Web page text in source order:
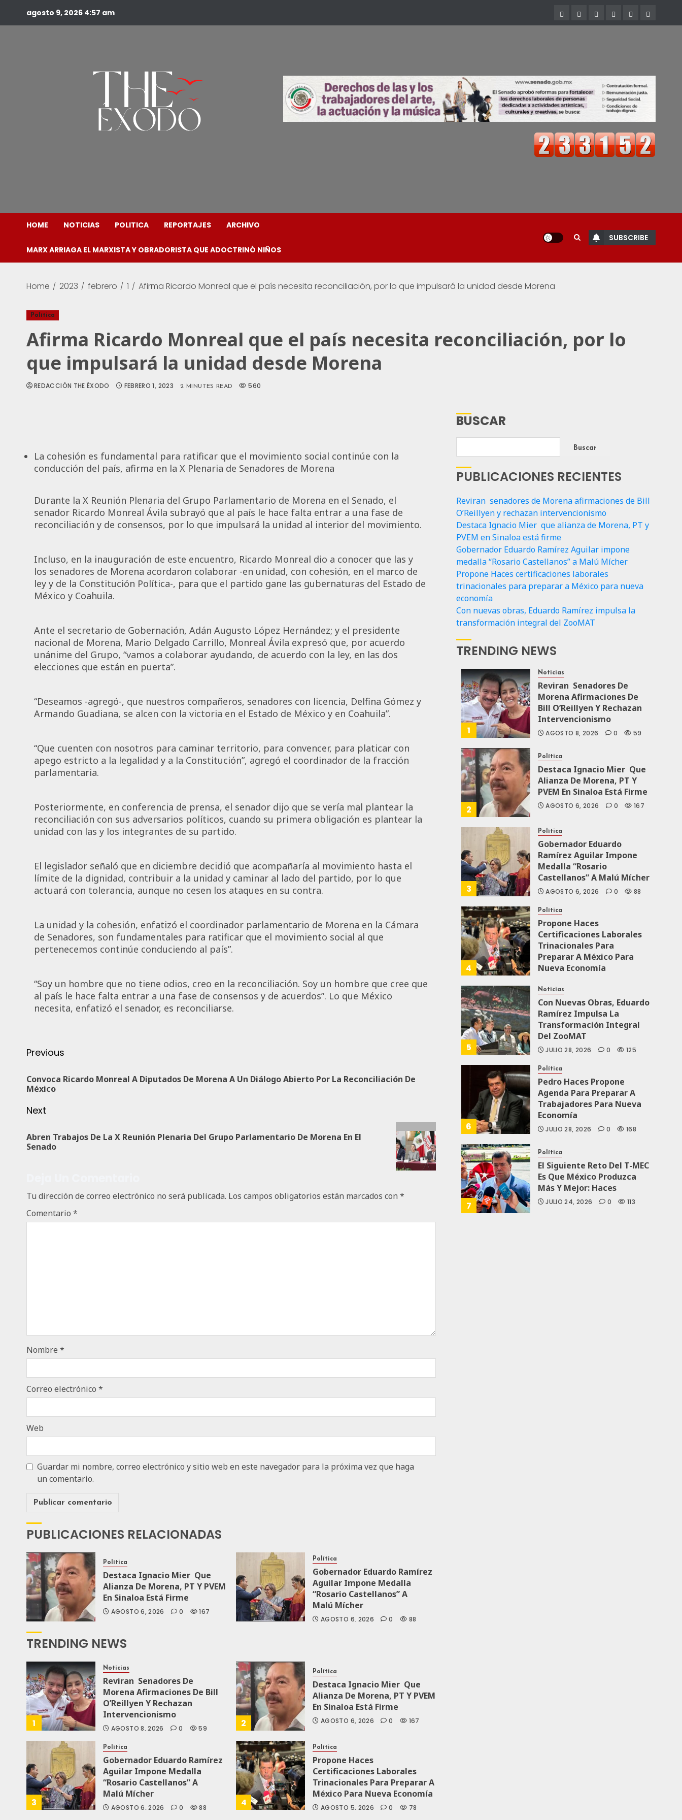
agosto 9, 2026 4:57 am
HOME NOTICIAS POLITICA REPORTAJES ARCHIVO
MARX ARRIAGA EL MARXISTA Y OBRADORISTA QUE ADOCTRINÓ NIÑOS
SUBSCRIBE
Home 2023 febrero 1 Afirma Ricardo Monreal que el país necesita reconciliación, por lo que impulsará la unidad desde Morena
Política
Afirma Ricardo Monreal que el país necesita reconciliación, por lo
que impulsará la unidad desde Morena
REDACCIÓN THE ÉXODO FEBRERO 1, 2023 2 MINUTES READ 560
La cohesión es fundamental para ratificar que el movimiento social continúe con la
conducción del país, afirma en la X Plenaria de Senadores de Morena
Durante la X Reunión Plenaria del Grupo Parlamentario de Morena en el Senado, el
senador Ricardo Monreal Ávila subrayó que al país le hace falta entrar a una fase de
reconciliación y de consensos, por lo que impulsará la unidad al interior del movimiento.
Incluso, en la inauguración de este encuentro, Ricardo Monreal dio a conocer que las y
los senadores de Morena acordaron colaborar -en unidad, con cohesión, en el marco de
ley y de la Constitución Política-, para que el partido gane las gubernaturas del Estado de
México y Coahuila.
Ante el secretario de Gobernación, Adán Augusto López Hernández; y el presidente
nacional de Morena, Mario Delgado Carrillo, Monreal Ávila expresó que, por acuerdo
unánime del Grupo, “vamos a colaborar ayudando, de acuerdo con la ley, en las dos
elecciones que están en puerta”.
“Deseamos -agregó-, que nuestros compañeros, senadores con licencia, Delfina Gómez y
Armando Guadiana, se alcen con la victoria en el Estado de México y en Coahuila”.
“Que cuenten con nosotros para caminar territorio, para convencer, para platicar con
apego estricto a la legalidad y a la Constitución”, agregó el coordinador de la fracción
parlamentaria.
Posteriormente, en conferencia de prensa, el senador dijo que se vería mal plantear la
reconciliación con sus adversarios políticos, cuando su primera obligación es plantear la
unidad con las y los integrantes de su partido.
El legislador señaló que en diciembre decidió que acompañaría al movimiento hasta el
límite de la dignidad, contribuir a la unidad y caminar al lado del partido, por lo que
actuará con tolerancia, aunque no cesen los ataques en su contra.
La unidad y la cohesión, enfatizó el coordinador parlamentario de Morena en la Cámara
de Senadores, son fundamentales para ratificar que el movimiento social al que
pertenecemos continúe conduciendo al país”.
“Soy un hombre que no tiene odios, creo en la reconciliación. Soy un hombre que cree que
al país le hace falta entrar a una fase de consensos y de acuerdos”. Lo que México
necesita, enfatizó el senador, es reconciliarse.
Previous
Convoca Ricardo Monreal A Diputados De Morena A Un Diálogo Abierto Por La Reconciliación De
México
Next
Abren Trabajos De La X Reunión Plenaria Del Grupo Parlamentario De Morena En El
Senado
Tu dirección de correo electrónico no será publicada. Los campos obligatorios están marcados con *
Comentario *
Nombre *
Correo electrónico *
Web
Guardar mi nombre, correo electrónico y sitio web en este navegador para la próxima vez que haga
un comentario.
PUBLICACIONES RELACIONADAS
Política
Destaca Ignacio Mier Que
Alianza De Morena, PT Y PVEM
En Sinaloa Está Firme
AGOSTO 6, 2026 0 167
Política
Gobernador Eduardo Ramírez
Aguilar Impone Medalla
“Rosario Castellanos” A
Malú Mícher
AGOSTO 6, 2026 0 88
TRENDING NEWS
1
Noticias
Reviran Senadores De
Morena Afirmaciones De Bill
O’Reillyen Y Rechazan
Intervencionismo
AGOSTO 8, 2026 0 59 2
Política
Destaca Ignacio Mier Que
Alianza De Morena, PT Y PVEM
En Sinaloa Está Firme
AGOSTO 6, 2026 0 167
3
Política
Gobernador Eduardo Ramírez
Aguilar Impone Medalla
“Rosario Castellanos” A
Malú Mícher
AGOSTO 6, 2026 0 88 4
Política
Propone Haces
Certificaciones Laborales
Trinacionales Para Preparar A
México Para Nueva Economía
AGOSTO 5, 2026 0 78
BUSCAR
Buscar
PUBLICACIONES RECIENTES
Reviran senadores de Morena afirmaciones de Bill
O’Reillyen y rechazan intervencionismo
Destaca Ignacio Mier que alianza de Morena, PT y
PVEM en Sinaloa está firme
Gobernador Eduardo Ramírez Aguilar impone
medalla “Rosario Castellanos” a Malú Mícher
Propone Haces certificaciones laborales
trinacionales para preparar a México para nueva
economía
Con nuevas obras, Eduardo Ramírez impulsa la
transformación integral del ZooMAT
TRENDING NEWS
1
Noticias
Reviran Senadores De
Morena Afirmaciones De
Bill O’Reillyen Y Rechazan
Intervencionismo
AGOSTO 8, 2026 0 59
2
Política
Destaca Ignacio Mier Que
Alianza De Morena, PT Y
PVEM En Sinaloa Está Firme
AGOSTO 6, 2026 0 167
3
Política
Gobernador Eduardo
Ramírez Aguilar Impone
Medalla “Rosario
Castellanos” A Malú Mícher
AGOSTO 6, 2026 0 88
4
Política
Propone Haces
Certificaciones Laborales
Trinacionales Para
Preparar A México Para
Nueva Economía
5
Noticias
Con Nuevas Obras, Eduardo
Ramírez Impulsa La
Transformación Integral
Del ZooMAT
JULIO 28, 2026 0 125
6
Política
Pedro Haces Propone
Agenda Para Preparar A
Trabajadores Para Nueva
Economía
JULIO 28, 2026 0 168
7
Política
El Siguiente Reto Del T-MEC
Es Que México Produzca
Más Y Mejor: Haces
JULIO 24, 2026 0 113